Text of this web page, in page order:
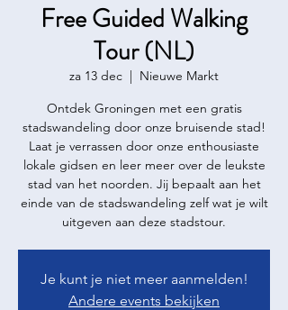
Free Guided Walking
Tour (NL)
za 13 dec
  |
Nieuwe Markt
Ontdek Groningen met een gratis
stadswandeling door onze bruisende stad!
Laat je verrassen door onze enthousiaste
lokale gidsen en leer meer over de leukste
stad van het noorden. Jij bepaalt aan het
einde van de stadswandeling zelf wat je wilt
uitgeven aan deze stadstour.
Je kunt je niet meer aanmelden!
Andere events bekijken